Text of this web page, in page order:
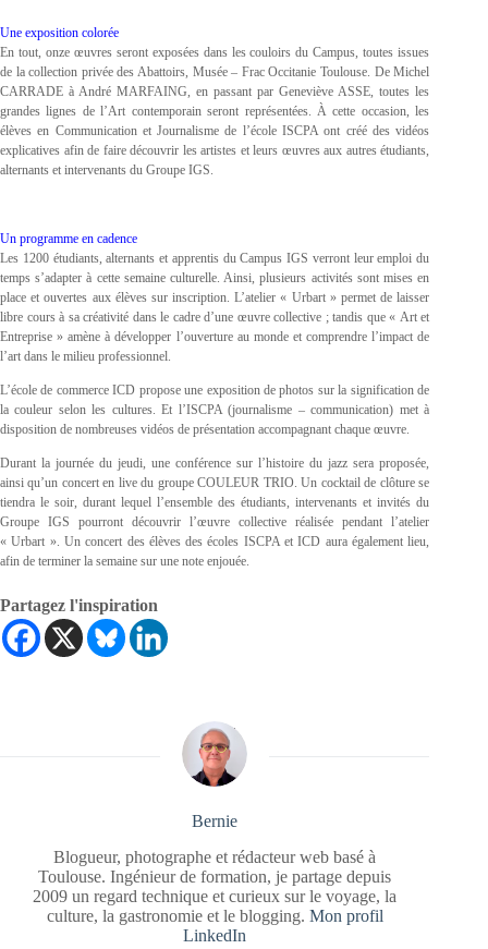
Une exposition colorée
En tout, onze œuvres seront exposées dans les couloirs du Campus, toutes issues
de la collection privée des Abattoirs, Musée – Frac Occitanie Toulouse. De Michel
CARRADE à André MARFAING, en passant par Geneviève ASSE, toutes les
grandes lignes de l’Art contemporain seront représentées. À cette occasion, les
élèves en Communication et Journalisme de l’école ISCPA ont créé des vidéos
explicatives afin de faire découvrir les artistes et leurs œuvres aux autres étudiants,
alternants et intervenants du Groupe IGS.
Un programme en cadence
Les 1200 étudiants, alternants et apprentis du Campus IGS verront leur emploi du
temps s’adapter à cette semaine culturelle. Ainsi, plusieurs activités sont mises en
place et ouvertes aux élèves sur inscription. L’atelier « Urbart » permet de laisser
libre cours à sa créativité dans le cadre d’une œuvre collective ; tandis que « Art et
Entreprise » amène à développer l’ouverture au monde et comprendre l’impact de
l’art dans le milieu professionnel.
L’école de commerce ICD propose une exposition de photos sur la signification de
la couleur selon les cultures. Et l’ISCPA (journalisme – communication) met à
disposition de nombreuses vidéos de présentation accompagnant chaque œuvre.
Durant la journée du jeudi, une conférence sur l’histoire du jazz sera proposée,
ainsi qu’un concert en live du groupe COULEUR TRIO. Un cocktail de clôture se
tiendra le soir, durant lequel l’ensemble des étudiants, intervenants et invités du
Groupe IGS pourront découvrir l’œuvre collective réalisée pendant l’atelier
« Urbart ». Un concert des élèves des écoles ISCPA et ICD aura également lieu,
afin de terminer la semaine sur une note enjouée.
Partagez l'inspiration
Bernie
Blogueur, photographe et rédacteur web basé à
Toulouse. Ingénieur de formation, je partage depuis
2009 un regard technique et curieux sur le voyage, la
culture, la gastronomie et le blogging. Mon profil
LinkedIn